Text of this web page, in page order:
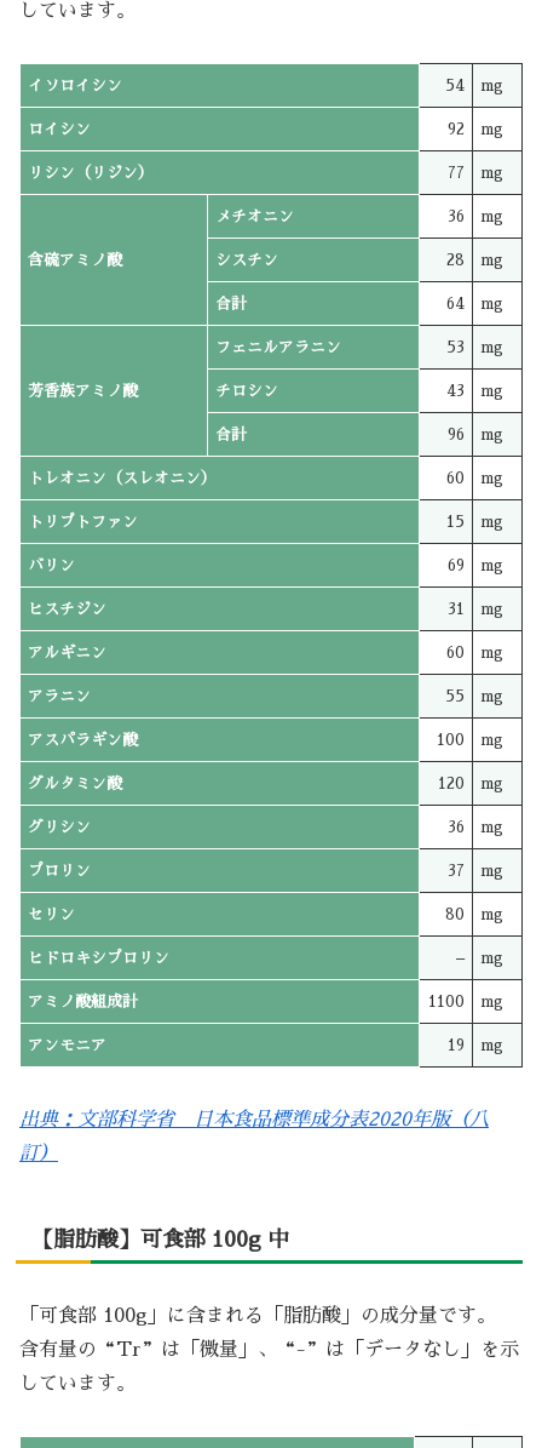
しています。
イソロイシン 54 mg
ロイシン 92 mg
リシン（リジン） 77 mg
含硫アミノ酸
メチオニン 36 mg
シスチン 28 mg
合計 64 mg
芳香族アミノ酸
フェニルアラニン 53 mg
チロシン 43 mg
合計 96 mg
トレオニン（スレオニン） 60 mg
トリプトファン 15 mg
バリン 69 mg
ヒスチジン 31 mg
アルギニン 60 mg
アラニン 55 mg
アスパラギン酸 100 mg
グルタミン酸 120 mg
グリシン 36 mg
プロリン 37 mg
セリン 80 mg
ヒドロキシプロリン – mg
アミノ酸組成計 1100 mg
アンモニア 19 mg
出典：文部科学省 日本食品標準成分表2020年版（八
訂）
【脂肪酸】可食部 100g 中
「可食部 100g」に含まれる「脂肪酸」の成分量です。
含有量の“Tr”は「微量」、“-”は「データなし」を示
しています。